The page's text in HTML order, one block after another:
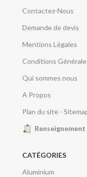
Contactez-Nous
Demande de devis
Mentions Légales
Conditions
Qui sommes nous
A Propos
Plan du site -
CATÉGORIES
Aluminium